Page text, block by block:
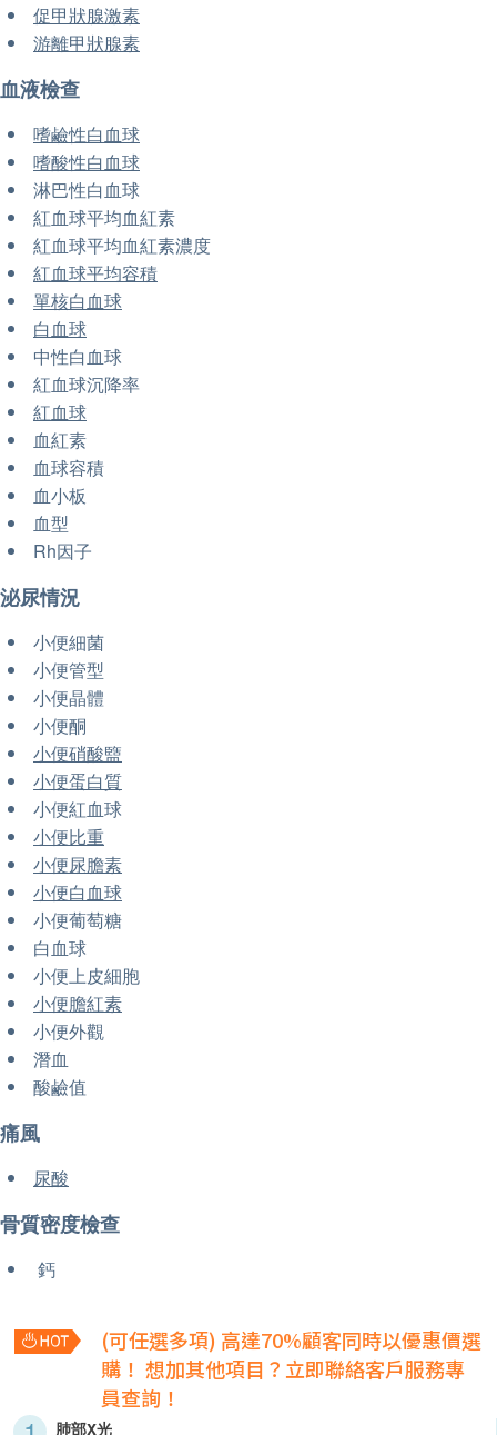
促甲狀腺激素
游離甲狀腺素
血液檢查
嗜鹼性白血球
嗜酸性白血球
淋巴性白血球
紅血球平均血紅素
紅血球平均血紅素濃度
紅血球平均容積
單核白血球
白血球
中性白血球
紅血球沉降率
紅血球
血紅素
血球容積
血小板
血型
Rh因子
泌尿情況
小便細菌
小便管型
小便晶體
小便酮
小便硝酸盬
小便蛋白質
小便紅血球
小便比重
小便尿膽素
小便白血球
小便葡萄糖
白血球
小便上皮細胞
小便膽紅素
小便外觀
潛血
酸鹼值
痛風
尿酸
骨質密度檢查
鈣
(可任選多項) 高達70%顧客同時以優惠價選
購！ 想加其他項目？立即聯絡客戶服務專
員查詢！
肺部X光